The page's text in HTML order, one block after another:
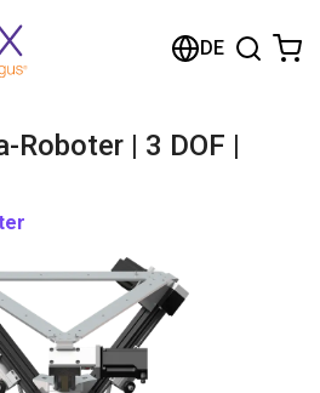
DE
Roboter | 3 DOF |
Shop stöbern